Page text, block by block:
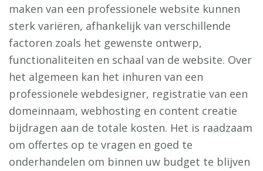
maken van een professionele website kunnen
sterk variëren, afhankelijk van verschillende
factoren zoals het gewenste ontwerp,
functionaliteiten en schaal van de website. Over
het algemeen kan het inhuren van een
professionele webdesigner, registratie van een
domeinnaam, webhosting en content creatie
bijdragen aan de totale kosten. Het is raadzaam
om offertes op te vragen en goed te
onderhandelen om binnen uw budget te blijven